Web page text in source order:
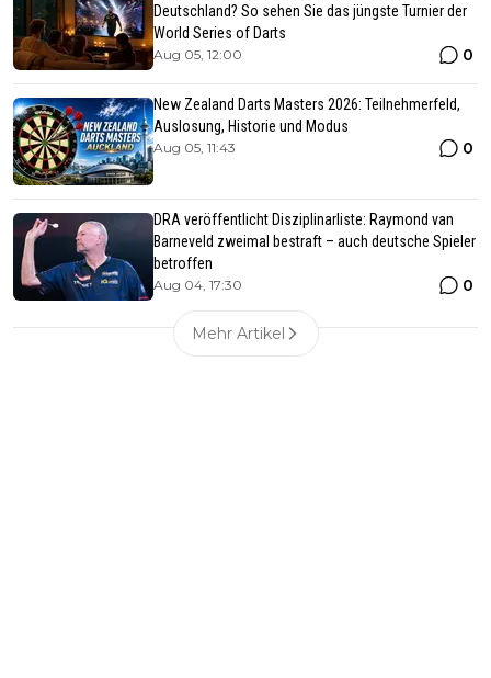
Deutschland? So sehen Sie das jüngste Turnier der
World Series of Darts
Aug 05, 12:00 0
New Zealand Darts Masters 2026: Teilnehmerfeld,
Auslosung, Historie und Modus
Aug 05, 11:43 0
DRA veröffentlicht Disziplinarliste: Raymond van
Barneveld zweimal bestraft – auch deutsche Spieler
betroffen
Aug 04, 17:30 0
Mehr Artikel